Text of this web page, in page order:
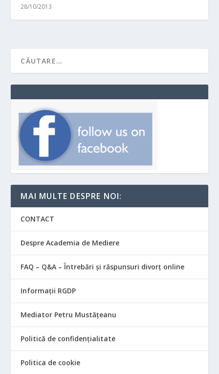
28/10/2013
MAI MULTE DESPRE NOI:
CONTACT
Despre Academia de Mediere
FAQ – Q&A – Întrebări și răspunsuri divorț online
Informații RGDP
Mediator Petru Mustățeanu
Politică de confidențialitate
Politica de cookie